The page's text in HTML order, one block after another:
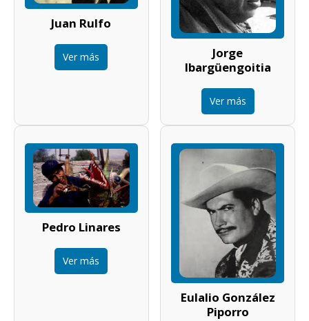
Juan Rulfo
Ver más
Jorge
Ibargüengoitia
Ver más
Pedro Linares
Ver más
Eulalio González
Piporro